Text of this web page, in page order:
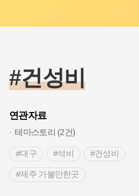
#블루리본
#건성비
연관자료
테마스토리 (2건)
#대구 #석비 #건성비
#제주 가볼만한곳